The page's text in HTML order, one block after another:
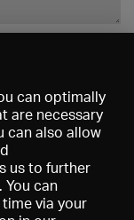
can optimally
are necessary
can also allow
us to further
You can
via your